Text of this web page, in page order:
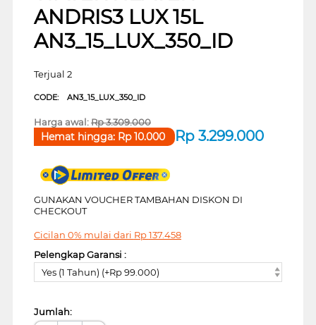
ANDRIS3 LUX 15L
AN3_15_LUX_350_ID
Terjual 2
CODE: AN3_15_LUX_350_ID
Harga awal:Rp3.309.000
Rp 3.299.000
Hemat hingga: Rp10.000
GUNAKAN VOUCHER TAMBAHAN DISKON DI
CHECKOUT
Cicilan 0% mulai dari Rp137.458
Pelengkap Garansi :
Yes (1 Tahun) (+Rp 99.000)
Jumlah: